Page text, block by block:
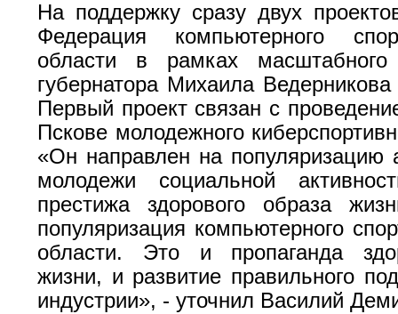
На поддержку сразу двух
Федерация компьютерного
области в рамках
губернатора Михаила
Первый проект связан с
Пскове молодежного
«Он направлен на популяризацию
молодежи социальной
престижа здорового образа
популяризация компьютерного
области. Это и пропаганда
жизни, и развитие правильного
индустрии», - уточнил Василий